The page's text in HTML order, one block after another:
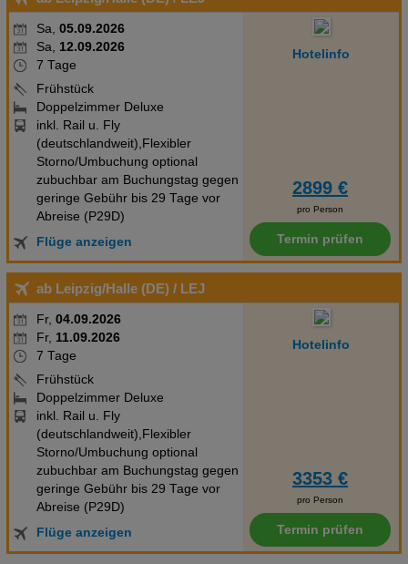
Sa, 05.09.2026
Sa, 12.09.2026
7 Tage
Frühstück
Doppelzimmer Deluxe
inkl. Rail u. Fly
(deutschlandweit),Flexibler
Storno/Umbuchung optional
zubuchbar am Buchungstag gegen
geringe Gebühr bis 29 Tage vor
Abreise (P29D)
Flüge anzeigen
Hotelinfo
2899 €
pro Person
Termin prüfen
ab Leipzig/Halle (DE) / LEJ
Fr, 04.09.2026
Fr, 11.09.2026
7 Tage
Frühstück
Doppelzimmer Deluxe
inkl. Rail u. Fly
(deutschlandweit),Flexibler
Storno/Umbuchung optional
zubuchbar am Buchungstag gegen
geringe Gebühr bis 29 Tage vor
Abreise (P29D)
Flüge anzeigen
Hotelinfo
3353 €
pro Person
Termin prüfen